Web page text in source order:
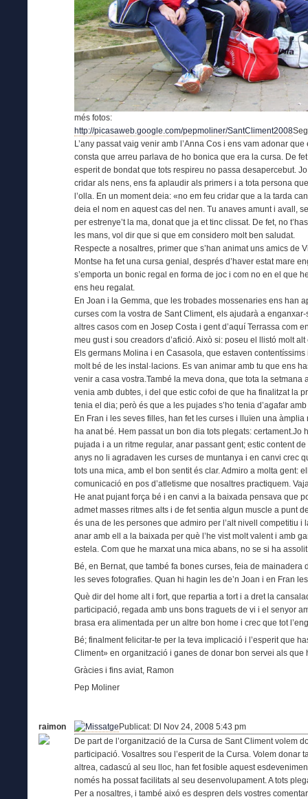
més fotos:
http://picasaweb.google.com/pepmoliner/SantCliment2008
L’any passat vaig venir amb l’Anna Cos i ens vam adonar
consta que arreu parlava de ho bonica que era la cursa. De
esperit de bondat que tots respireu no passa desapercebut.
cridar als nens, ens fa aplaudir als primers i a tota persona
l’olla. En un moment deia: «no em feu cridar que a la tarda
deia el nom en aquest cas del nen. Tu anaves amunt i avall,
per estrenye’t la ma, donat que ja et tinc clissat. De fet, no
les mans, vol dir que si que em considero molt ben saludat.
Respecte a nosaltres, primer que s’han animat uns amics de
Montse ha fet una cursa genial, després d’haver estat mare
s’emporta un bonic regal en forma de joc i com no en el que
ens heu regalat.
En Joan i la Gemma, que les trobades mossenaries ens han
curses com la vostra de Sant Climent, els ajudarà a
altres casos com en Josep Costa i gent d’aquí Terrassa com
meu gust i sou creadors d’afició. Això si: poseu el llistó molt
Els germans Molina i en Casasola, que estaven
molt bé de les instal·lacions. Es van animar amb tu que ens
venir a casa vostra.També la meva dona, que tota la
venia amb dubtes, i del que estic cofoi de que ha finalitzat la
tenia el dia; però és que a les pujades s’ho tenia d’agafar
En Fran i les seves filles, han fet les curses i lluïen una
ha anat bé. Hem passat un bon dia tots plegats:
pujada i a un ritme regular, anar passant gent; estic content
anys no li agradaven les curses de muntanya i en canvi crec
tots una mica, amb el bon sentit és clar. Admiro a molta gent:
comunicació en pos d’atletisme que nosaltres practiquem.
He anat pujant força bé i en canvi a la baixada pensava que
admet masses ritmes alts i de fet sentia algun muscle a punt
és una de les persones que admiro per l’alt nivell competitiu
anar amb ell a la baixada per què l’he vist molt valent i amb
estela. Com que he marxat una mica abans, no se si ha
Bé, en Bernat, que també fa bones curses, feia de
les seves fotografies. Quan hi hagin les de’n Joan i en Fran
Què dir del home alt i fort, que repartia a tort i a dret la
participació, regada amb uns bons traguets de vi i el senyor
brasa era alimentada per un altre bon home i crec que tot
Bé; finalment felicitar-te per la teva implicació i l’esperit que
Climent» en organització i ganes de donar bon servei als
Gràcies i fins aviat, Ramon
Pep Moliner
raimon
Publicat: Dl Nov 24, 2008 5:43 pm
De part de l’organització de la Cursa de Sant Climent volem
participació. Vosaltres sou l’esperit de la Cursa. Volem donar
altrea, cadascú al seu lloc, han fet fosible aquest
només ha possat facilitats al seu desenvolupament. A tots
Per a nosaltres, i també aixó es despren dels vostres